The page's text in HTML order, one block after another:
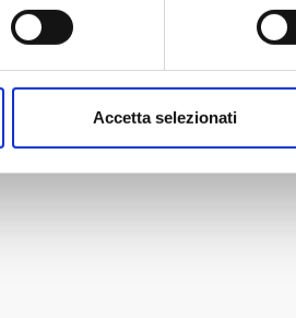
Accetta selezionati